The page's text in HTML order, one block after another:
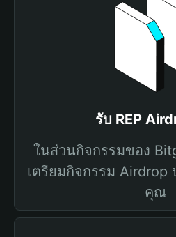
รับ REP
ในส่วนกิจกรรมของ
เตรียมกิจกรรม Airdrop
คุณ